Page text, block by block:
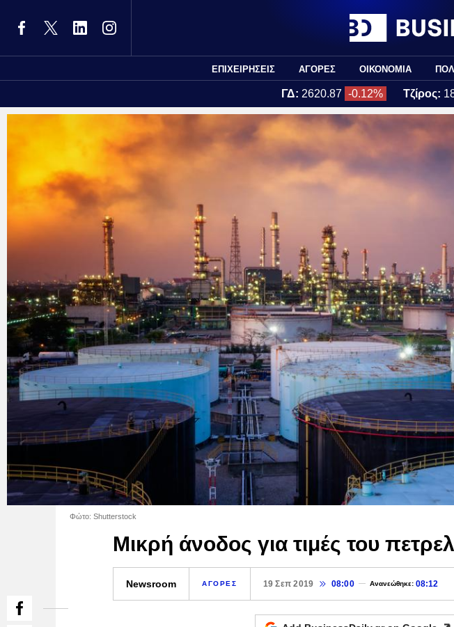
ΕΠΙΧΕΙΡΗΣΕΙΣ ΑΓΟΡΕΣ ΟΙΚΟΝΟΜΙΑ
ΓΔ: 2620.87 -0.12% Τζίρος:
Φώτο: Shutterstock
Μικρή άνοδος για τιμές του
Newsroom ΑΓΟΡΕΣ 19 Σεπ 2019 08:00 Ανανεώθηκε:08:12